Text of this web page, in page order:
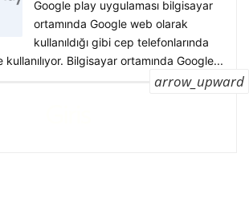
Google play uygulaması bilgisayar
ortamında Google web olarak
kullanıldığı gibi cep telefonlarında
Bilgisayar ortamında Google...
arrow_upward